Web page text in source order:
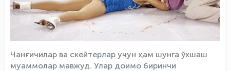
Чанғичилар ва скейтерлар учун ҳам шунга ўхшаш
муаммолар мавжуд. Улар доимо биринчи